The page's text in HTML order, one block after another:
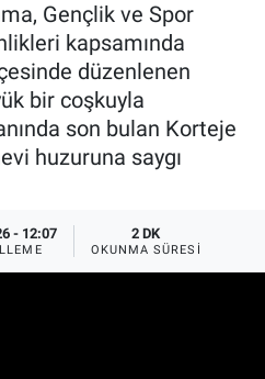
Gençlik ve Spor
kapsamında
düzenlenen
bir coşkuyla
son bulan Korteje
huzuruna saygı
- 12:07 2 DK
OKUNMA SÜRESI